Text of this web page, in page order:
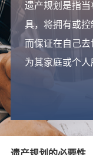
遗产规划是指
具，将拥有或
而保证在自己
为其家庭或个人